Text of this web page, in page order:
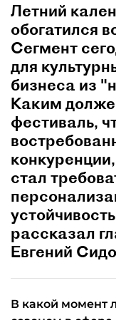
Летний
обогатился
Сегмент
для
бизнеса из
Каким
фестиваль,
стал
рассказал
Евгений
В какой момент